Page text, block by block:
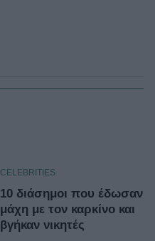
CELEBRITIES
10 διάσημοι που έδωσαν
μάχη με τον καρκίνο και
βγήκαν νικητές